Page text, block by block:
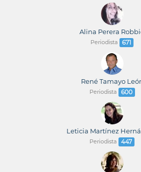
Alina Perera
Periodista 671
René Tamayo
Periodista 600
Leticia Martínez
Periodista 447